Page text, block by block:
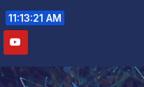
11:13:21 AM